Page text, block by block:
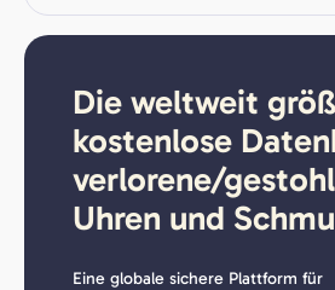
Die weltweit
kostenlose
verlorene/
Uhren und
Eine globale sichere Plattform für